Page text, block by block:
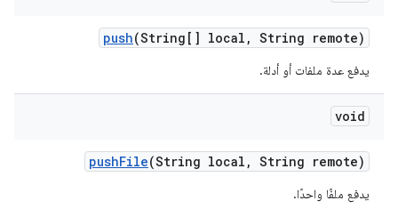
push(String[] local , String remote)
يدفع عدة ملفات أو أدلة.
void
pushFile(String local , String remote)
يدفع ملفًا واحدًا.